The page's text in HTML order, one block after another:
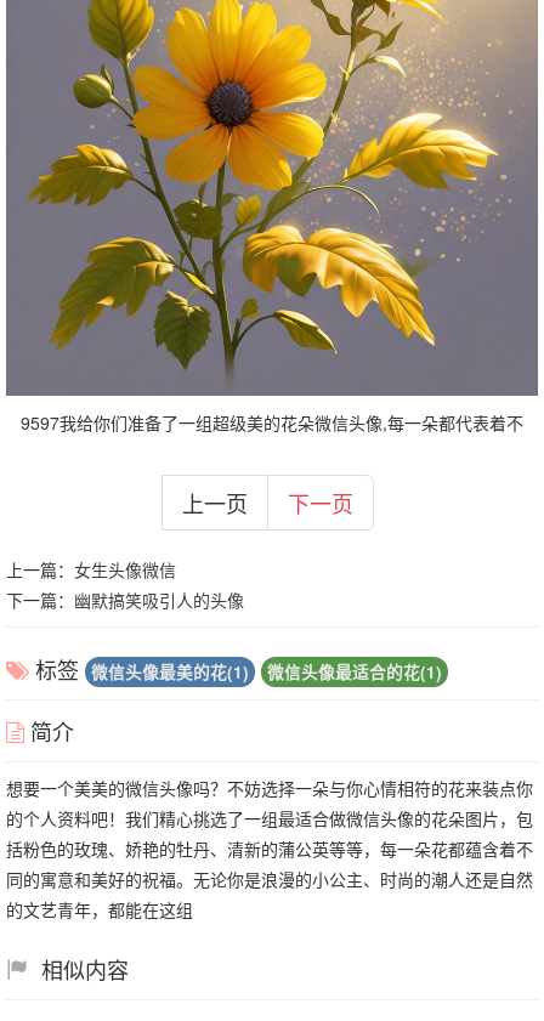
9597我给你们准备了一组超级美的花朵微信头像,每一朵都代表着不
上一页 下一页
上一篇： 女生头像微信
下一篇： 幽默搞笑吸引人的头像
标签 微信头像最美的花(1) 微信头像最适合的花(1)
简介
想要一个美美的微信头像吗？不妨选择一朵与你心情相符的花来装点你
的个人资料吧！我们精心挑选了一组最适合做微信头像的花朵图片，包
括粉色的玫瑰、娇艳的牡丹、清新的蒲公英等等，每一朵花都蕴含着不
同的寓意和美好的祝福。无论你是浪漫的小公主、时尚的潮人还是自然
的文艺青年，都能在这组
相似内容